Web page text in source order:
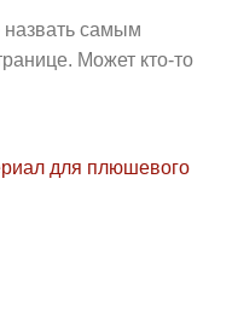
самым
Может кто-то